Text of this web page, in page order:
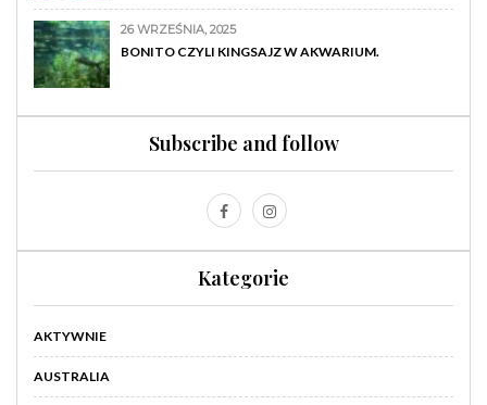
26 WRZEŚNIA, 2025
BONITO CZYLI KINGSAJZ W AKWARIUM.
Subscribe and follow
Kategorie
AKTYWNIE
AUSTRALIA